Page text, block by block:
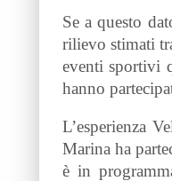
Se a questo
rilievo stimati
eventi sportivi
hanno
L’esperienza
Marina ha
è in